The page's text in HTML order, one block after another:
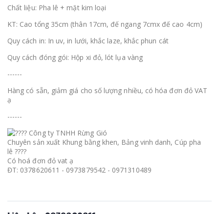
Chất liệu: Pha lê + mặt kim loại
KT: Cao tổng 35cm (thân 17cm, đế ngang 7cmx đế cao 4cm)
Quy cách in: In uv, in lưới, khắc laze, khắc phun cát
Quy cách đóng gói: Hộp xi đỏ, lót lụa vàng
------
Hàng có sẵn, giảm giá cho số lượng nhiều, có hóa đơn đỏ VAT
ạ
------
Công ty TNHH Rừng Gió
Chuyên sản xuất Khung bằng khen, Bảng vinh danh, Cúp pha
lê ????
Có hoá đơn đỏ vat ạ
ĐT: 0378620611 - 0973879542 - 0971310489